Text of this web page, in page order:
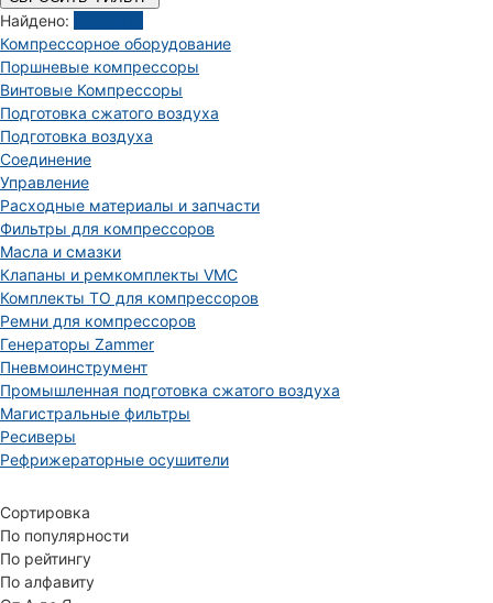
Найдено:
Компрессорное оборудование
Поршневые компрессоры
Винтовые Компрессоры
Подготовка сжатого воздуха
Подготовка воздуха
Соединение
Управление
Расходные материалы и запчасти
Фильтры для компрессоров
Масла и смазки
Клапаны и ремкомплекты VMC
Комплекты ТО для компрессоров
Ремни для компрессоров
Генераторы Zammer
Пневмоинструмент
Промышленная подготовка сжатого воздуха
Магистральные фильтры
Ресиверы
Рефрижераторные осушители
Сортировка
По популярности
По рейтингу
По алфавиту